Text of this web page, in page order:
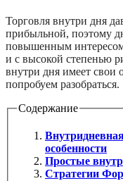
Торговля внутри дня
прибыльной, поэтому
повышенным
и с высокой степенью
внутри дня имеет свои
попробуем разобраться.
Содержание
особенности
Простые
Стратегии